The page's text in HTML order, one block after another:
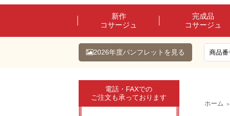
新作
コサージュ
完成品
コサージュ
2026年度パンフレットを見る
ホーム ＞
電話・FAXでの
ご注文も承っております